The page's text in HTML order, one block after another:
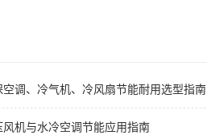
调、冷气机、冷风扇节能耐用选型指南
机与水冷空调节能应用指南